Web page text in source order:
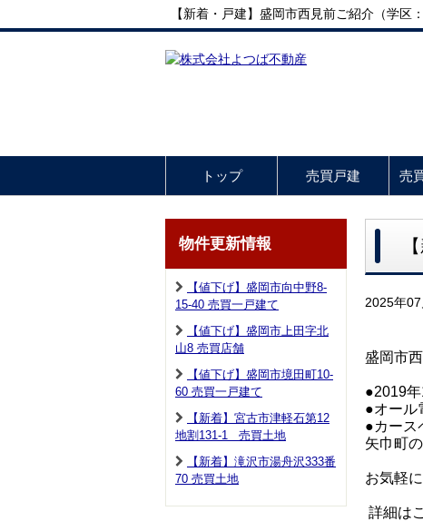
【新着・戸建】盛岡市西見前ご紹介（学
トップ 売買戸建 売
物件更新情報
【値下げ】盛岡市向中野8-
15-40 売買一戸建て
【値下げ】盛岡市上田字北
山8 売買店舗
【値下げ】盛岡市境田町10-
60 売買一戸建て
【新着】宮古市津軽石第12
地割131-1 売買土地
【新着】滝沢市湯舟沢333番
70 売買土地
2025年
盛岡市
●2019
●オール
●カース
矢巾町
お気軽
詳細は